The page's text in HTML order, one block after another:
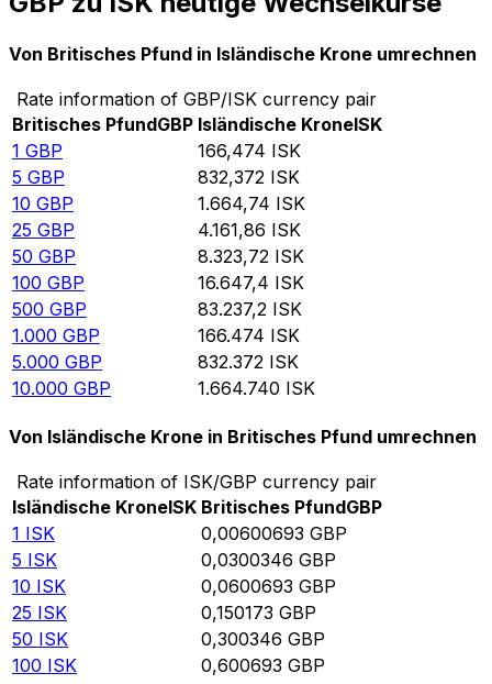
Von Britisches Pfund in Isländische Krone umrechnen
Rate information of GBP/ISK currency pair
Britisches PfundGBP Isländische KroneISK
1 GBP 166,474 ISK
5 GBP 832,372 ISK
10 GBP 1.664,74 ISK
25 GBP 4.161,86 ISK
50 GBP 8.323,72 ISK
100 GBP 16.647,4 ISK
500 GBP 83.237,2 ISK
1.000 GBP 166.474 ISK
5.000 GBP 832.372 ISK
10.000 GBP 1.664.740 ISK
Von Isländische Krone in Britisches Pfund umrechnen
Rate information of ISK/GBP currency pair
Isländische KroneISK Britisches PfundGBP
1 ISK 0,00600693 GBP
5 ISK 0,0300346 GBP
10 ISK 0,0600693 GBP
25 ISK 0,150173 GBP
50 ISK 0,300346 GBP
100 ISK 0,600693 GBP